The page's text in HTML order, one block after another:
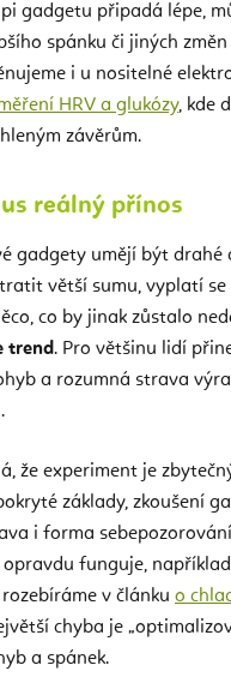
gadgetu připadá lépe,
spánku či jiných
i u nositelné
HRV a glukózy, kde
závěrům.
reálný přínos
gadgety umějí být drahé
větší sumu, vyplatí
co by jinak zůstalo
trend. Pro většinu lidí
a rozumná strava
že experiment je
základy, zkoušení
i forma
opravdu funguje,
v článku o
chyba je
a spánek.